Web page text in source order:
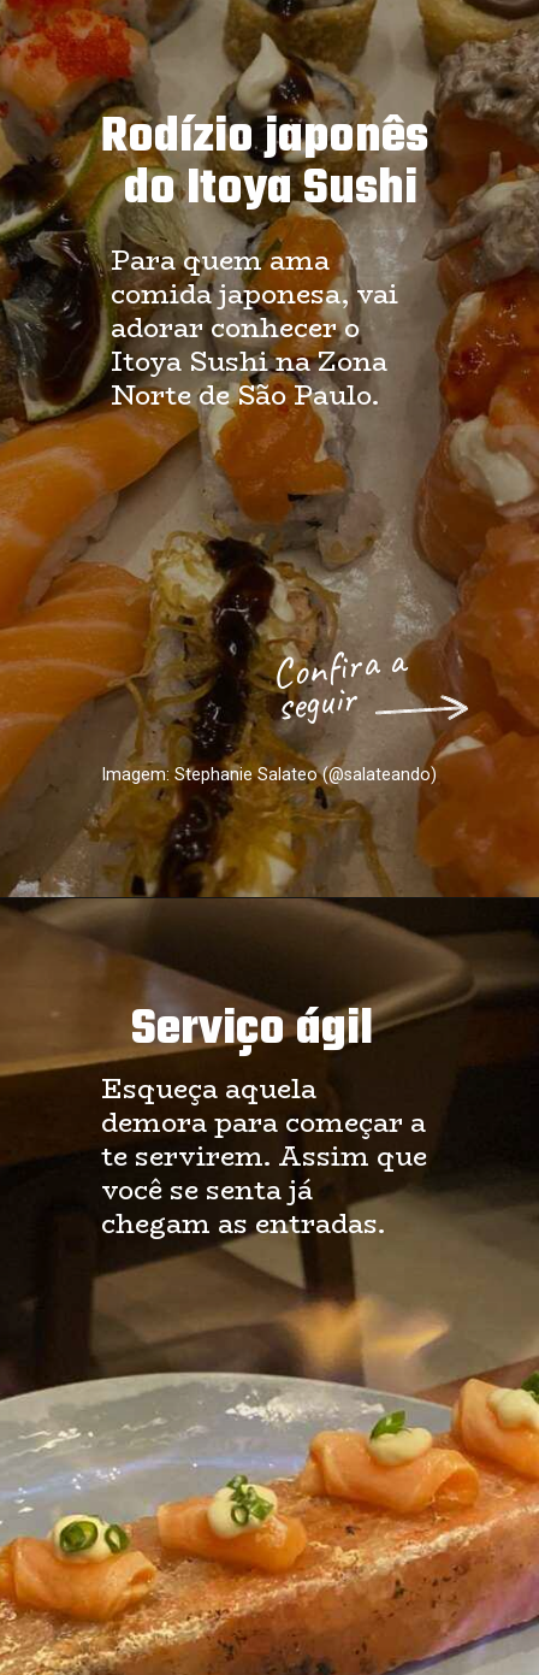
Rodízio japonês
do Itoya Sushi
Para quem ama
comida japonesa, vai
adorar conhecer o
Itoya Sushi na Zona
Norte de São Paulo.
Imagem: Stephanie Salateo (@salateando)
Confira a
seguir
Serviço ágil
Esqueça aquela
demora para começar a
te servirem. Assim que
você se senta já
chegam as entradas.